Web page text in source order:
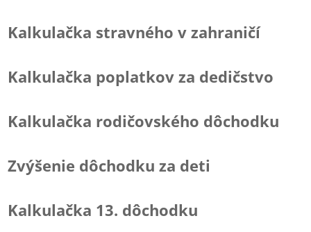
Kalkulačka stravného v zahraničí
Kalkulačka poplatkov za dedičstvo
Kalkulačka rodičovského dôchodku
Zvýšenie dôchodku za deti
Kalkulačka 13. dôchodku